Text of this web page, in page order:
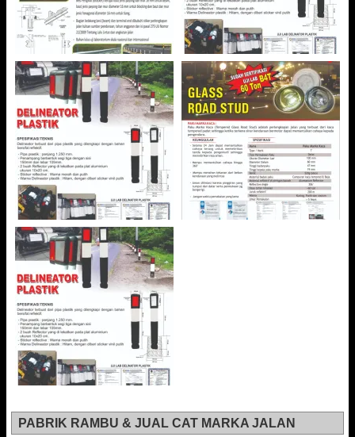
PABRIK RAMBU & JUAL CAT MARKA JALAN